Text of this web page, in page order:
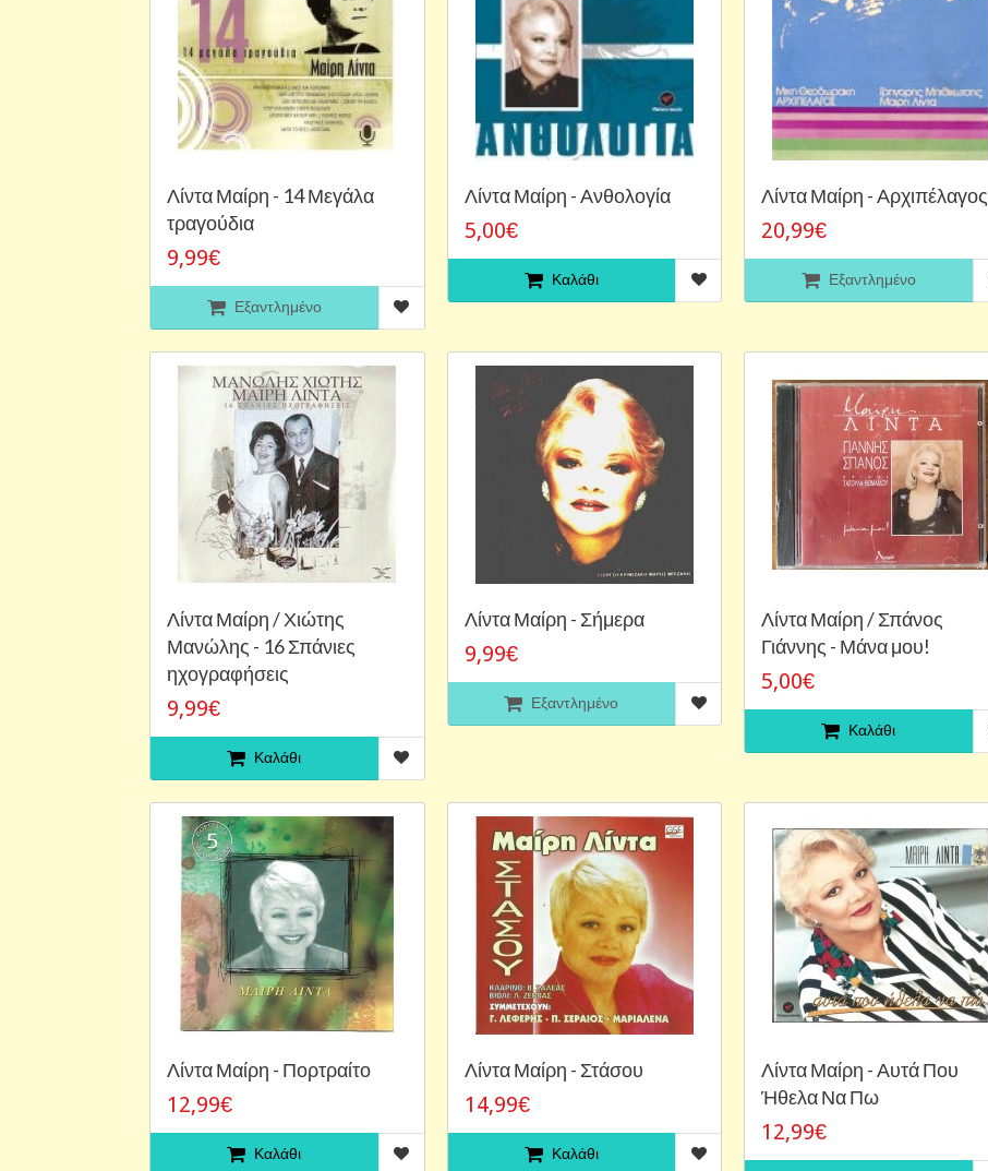
Λίντα Μαίρη - 14 Μεγάλα
τραγούδια
9,99€
Εξαντλημένο
Λίντα Μαίρη - Ανθολογία
5,00€
Καλάθι
Λίντα Μαίρη - Αρχιπέλαγος
20,99€
Εξαντλημένο
Λίντα Μαίρη / Χιώτης
Μανώλης - 16 Σπάνιες
ηχογραφήσεις
9,99€
Καλάθι
Λίντα Μαίρη - Σήμερα
9,99€
Εξαντλημένο
Λίντα Μαίρη / Σπάνος
Γιάννης - Μάνα μου!
5,00€
Καλάθι
Λίντα Μαίρη - Πορτραίτο
12,99€
Καλάθι
Λίντα Μαίρη - Στάσου
14,99€
Καλάθι
Λίντα Μαίρη - Αυτά Που
Ήθελα Να Πω
12,99€